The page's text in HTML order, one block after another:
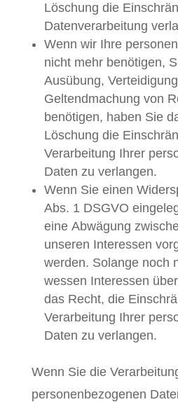
Löschung die
Datenverarbeitung
Wenn wir Ihre
nicht mehr benötigen,
Ausübung,
Geltendmachung von
benötigen, haben Sie
Löschung die
Verarbeitung Ihrer
Daten zu verlangen.
Wenn Sie einen
Abs. 1 DSGVO
eine Abwägung
unseren Interessen
werden. Solange noch
wessen Interessen
das Recht, die
Verarbeitung Ihrer
Daten zu verlangen.
Wenn Sie die
personenbezogenen